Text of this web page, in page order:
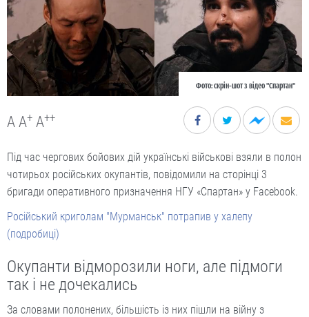
Фото: скрін-шот з відео "Спартан"
A A+ A++
Під час чергових бойових дій українські військові взяли в полон
чотирьох російських окупантів, повідомили на сторінці 3
бригади оперативного призначення НГУ «Спартан» у Facebook.
Російський криголам "Мурманськ" потрапив у халепу
(подробиці)
Окупанти відморозили ноги, але підмоги
так і не дочекались
За словами полонених, більшість із них пішли на війну з